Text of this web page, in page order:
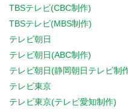
TBSテレビ(CBC制作)
TBSテレビ(MBS制作)
テレビ朝日
テレビ朝日(ABC制作)
テレビ朝日(静岡朝日テレビ制
テレビ東京
テレビ東京(テレビ愛知制作)